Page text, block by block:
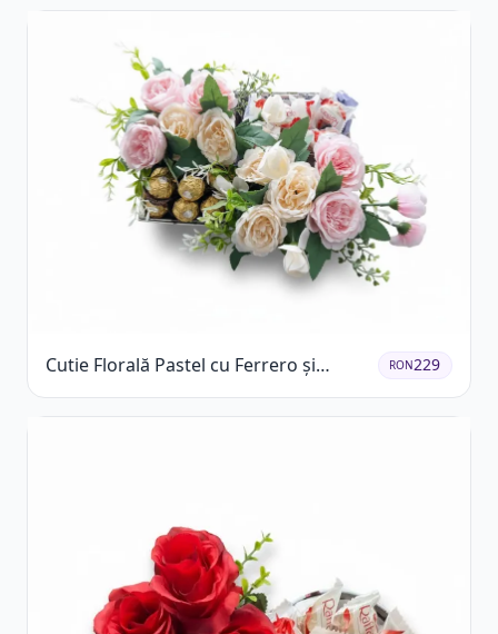
Cutie Florală Pastel cu Ferrero și
Raffaello
RON229